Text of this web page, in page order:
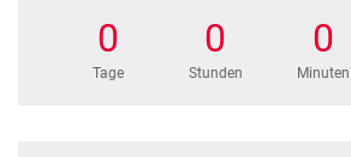
0
Tage
0
Stunden
0
Minuten